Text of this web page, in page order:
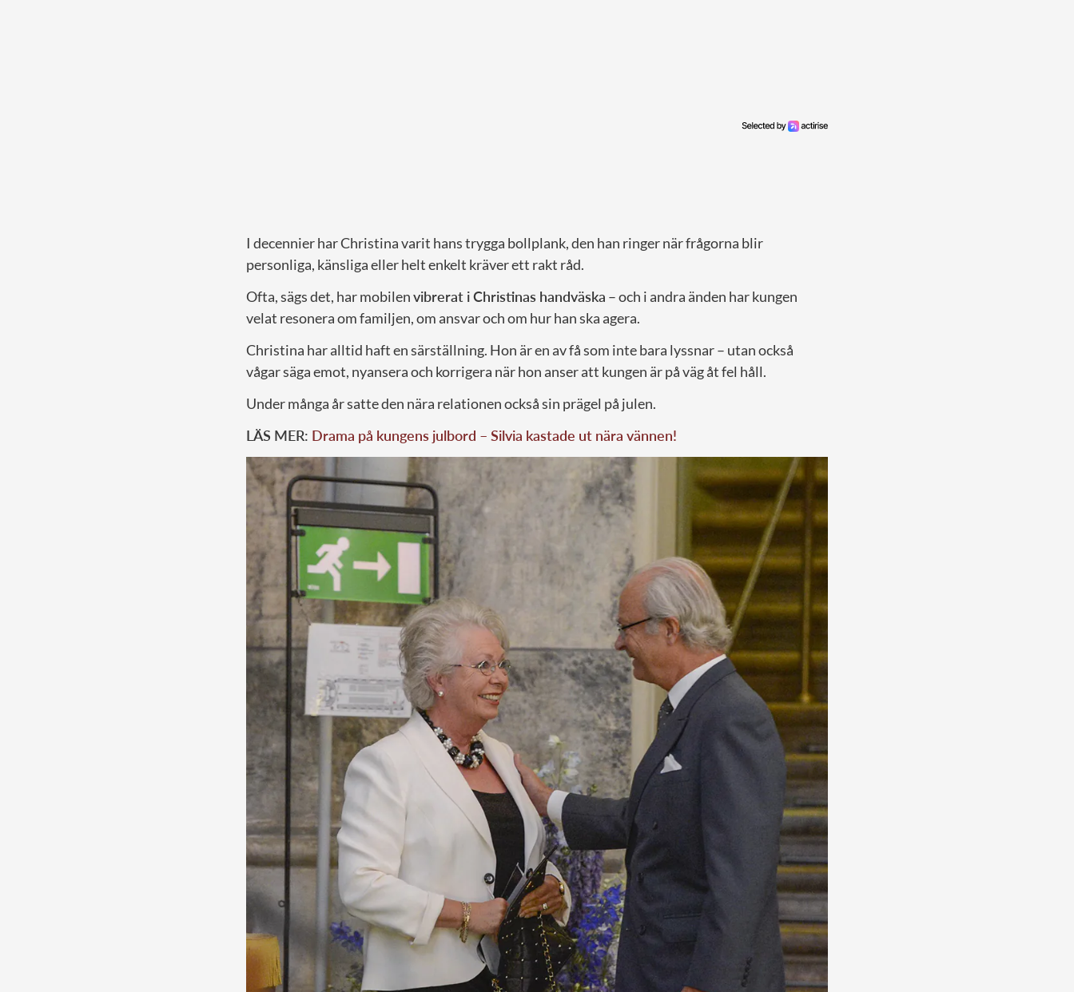
I decennier har Christina varit hans trygga bollplank, den han ringer när frågorna blir
personliga, känsliga eller helt enkelt kräver ett rakt råd.
Ofta, sägs det, har mobilenvibrerat i Christinas handväska – och i andra änden har kungen
velat resonera om familjen, om ansvar och om hur han ska agera.
Christina har alltid haft en särställning. Hon är en av få som inte bara lyssnar – utan också
vågar säga emot, nyansera och korrigera när hon anser att kungen är på väg åt fel håll.
Under många år satte den nära relationen också sin prägel på julen.
LÄS MER: Drama på kungens julbord – Silvia kastade ut nära vännen!